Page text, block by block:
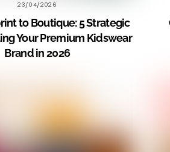
23/04/2026
to Boutique: 5 Strategic
Your Premium Kidswear
Brand in 2026